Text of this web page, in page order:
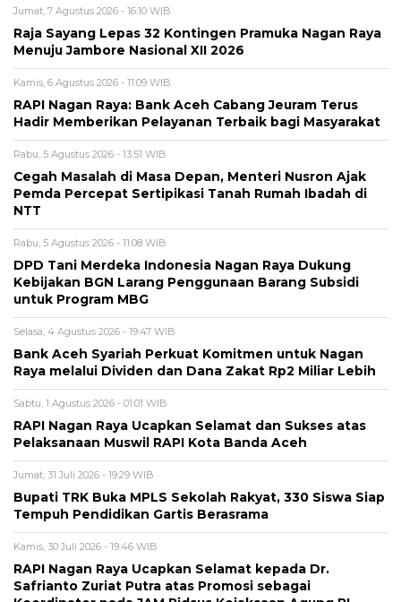
Jumat, 7 Agustus 2026 - 16:10 WIB
Raja Sayang Lepas 32 Kontingen Pramuka Nagan Raya
Menuju Jambore Nasional XII 2026
Kamis, 6 Agustus 2026 - 11:09 WIB
RAPI Nagan Raya: Bank Aceh Cabang Jeuram Terus
Hadir Memberikan Pelayanan Terbaik bagi Masyarakat
Rabu, 5 Agustus 2026 - 13:51 WIB
Cegah Masalah di Masa Depan, Menteri Nusron Ajak
Pemda Percepat Sertipikasi Tanah Rumah Ibadah di
NTT
Rabu, 5 Agustus 2026 - 11:08 WIB
DPD Tani Merdeka Indonesia Nagan Raya Dukung
Kebijakan BGN Larang Penggunaan Barang Subsidi
untuk Program MBG
Selasa, 4 Agustus 2026 - 19:47 WIB
Bank Aceh Syariah Perkuat Komitmen untuk Nagan
Raya melalui Dividen dan Dana Zakat Rp2 Miliar Lebih
Sabtu, 1 Agustus 2026 - 01:01 WIB
RAPI Nagan Raya Ucapkan Selamat dan Sukses atas
Pelaksanaan Muswil RAPI Kota Banda Aceh
Jumat, 31 Juli 2026 - 19:29 WIB
Bupati TRK Buka MPLS Sekolah Rakyat, 330 Siswa Siap
Tempuh Pendidikan Gartis Berasrama
Kamis, 30 Juli 2026 - 19:46 WIB
RAPI Nagan Raya Ucapkan Selamat kepada Dr.
Safrianto Zuriat Putra atas Promosi sebagai